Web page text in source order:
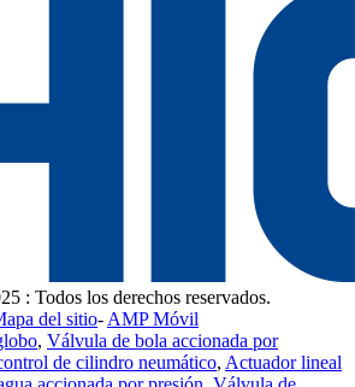
: Todos los derechos reservados.
del sitio- AMP Móvil
, Válvula de bola accionada por
de cilindro neumático, Actuador lineal